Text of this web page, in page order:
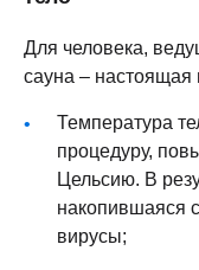
Для человека,
сауна – настоящая
Температура
процедуру,
Цельсию. В
накопившаяся
вирусы;